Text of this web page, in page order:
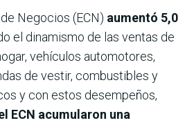
Negocios (ECN) aumentó 5,0
el dinamismo de las ventas de
vehículos automotores,
de vestir, combustibles y
y con estos desempeños,
ECN acumularon una